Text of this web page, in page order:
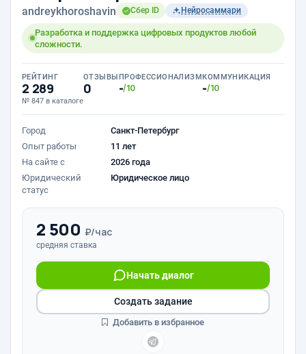
andreykhoroshavin Сбер ID Нейросаммари
Разработка и поддержка цифровых продуктов любой
сложности.
РЕЙТИНГ
2 289
№ 847 в каталоге
ОТЗЫВЫ
0
ПРОФЕССИОНАЛИЗМ
-/10
КОММУНИКАЦИЯ
-/10
Город
Санкт-Петербург
Опыт работы
11 лет
На сайте с
2026 года
Юридический
статус
Юридическое лицо
2 500 ₽/час
средняя ставка
Начать диалог
Создать задание
Добавить в избранное